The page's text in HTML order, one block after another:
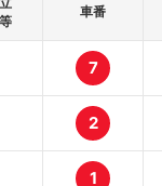
車番
7
2
1